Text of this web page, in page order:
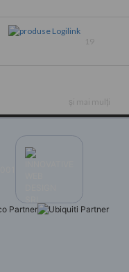
19
și mai mulți